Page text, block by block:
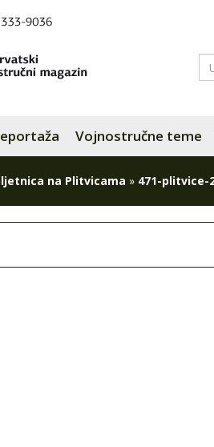
Vojnostručne teme
na Plitvicama » 471-plitvice-